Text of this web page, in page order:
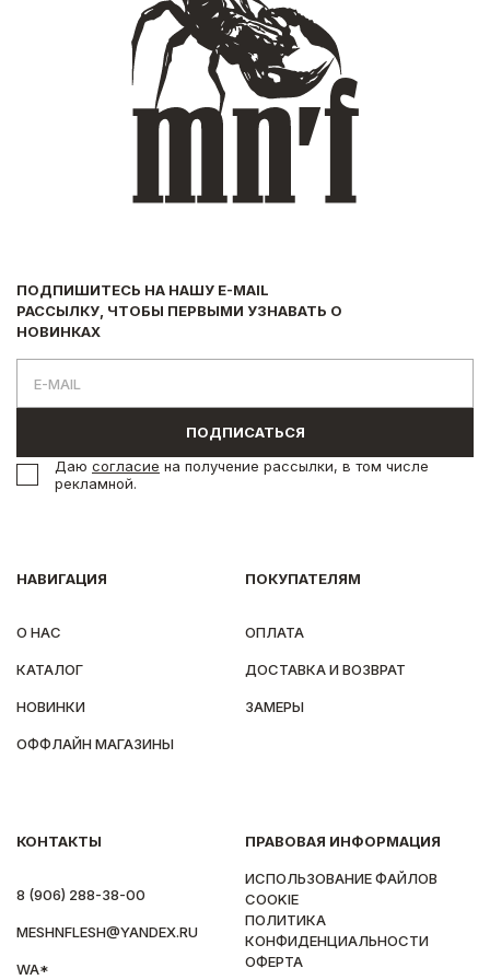
НАВИГАЦИЯ
О НАС
КАТАЛОГ
НОВИНКИ
ОФФЛАЙН МАГАЗИНЫ
ПОКУПАТЕЛЯМ
ОПЛАТА
ДОСТАВКА И ВОЗВРАТ
ЗАМЕРЫ
КОНТАКТЫ
8 (906) 288-38-00
MESHNFLESH@YANDEX.RU
WA*
ПРАВОВАЯ ИНФОРМАЦИЯ
ИСПОЛЬЗОВАНИЕ ФАЙЛОВ
COOKIE
ПОЛИТИКА
КОНФИДЕНЦИАЛЬНОСТИ
ОФЕРТА
ПОДПИШИТЕСЬ НА НАШУ E-MAIL
РАССЫЛКУ, ЧТОБЫ ПЕРВЫМИ УЗНАВАТЬ О
НОВИНКАХ
ПОДПИСАТЬСЯ
Даю согласие на получение рассылки, в том числе
рекламной.